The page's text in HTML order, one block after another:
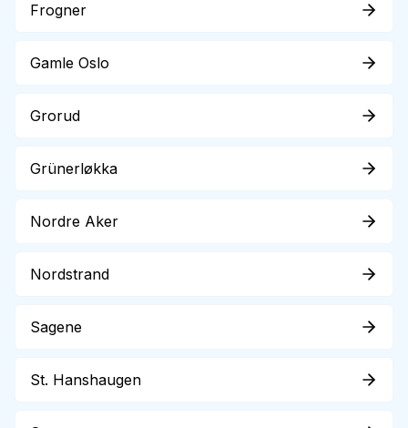
Frogner
Gamle Oslo
Grorud
Grünerløkka
Nordre Aker
Nordstrand
Sagene
St. Hanshaugen